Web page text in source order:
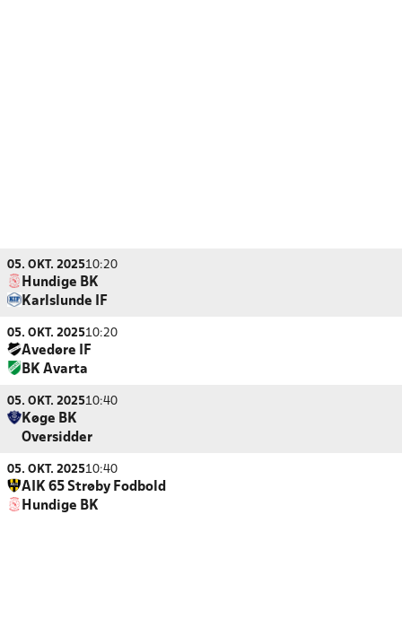
05. OKT. 202510:20
Hundige BK
Karlslunde IF
05. OKT. 202510:20
Avedøre IF
BK Avarta
05. OKT. 202510:40
Køge BK
Oversidder
05. OKT. 202510:40
AIK 65 Strøby Fodbold
Hundige BK